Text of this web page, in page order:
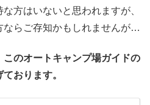
方はいないと思われますが、
ならご存知かもしれませんが…
のオートキャンプ場ガイドの
おります。